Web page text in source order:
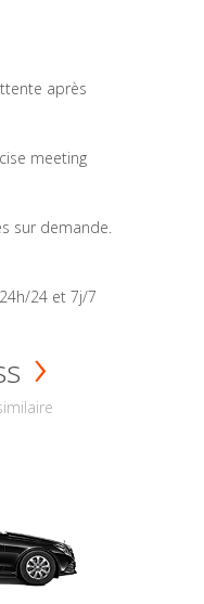
après
meeting
sur demande.
24 et 7j/7